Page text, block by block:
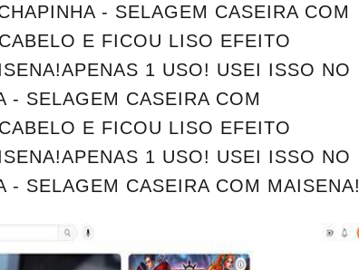
- SELAGEM CASEIRA COM
E FICOU LISO EFEITO
1 USO! USEI ISSO NO
- SELAGEM CASEIRA COM
E FICOU LISO EFEITO
1 USO! USEI ISSO NO
SELAGEM CASEIRA COM MAISENA!